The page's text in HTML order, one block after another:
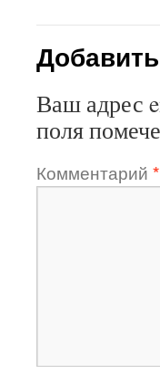
Ваш адрес
поля
Комментарий *